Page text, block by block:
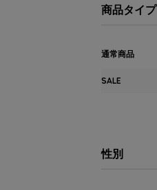
商品タイプ
通常商品
SALE
性別